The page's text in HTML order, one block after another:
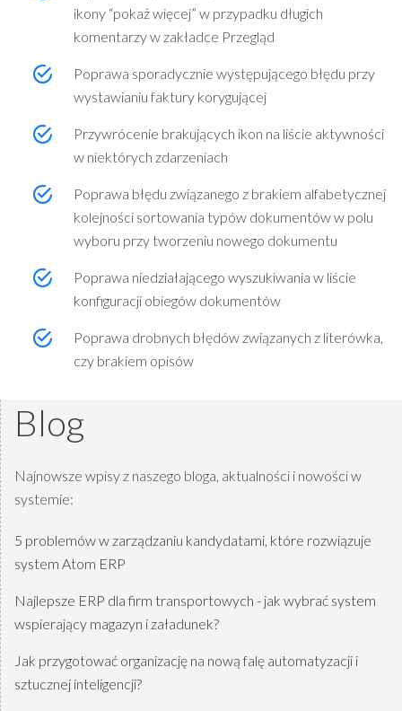
ikony “pokaż więcej” w przypadku długich
komentarzy w zakładce Przegląd
Poprawa sporadycznie występującego błędu przy
wystawianiu faktury korygującej
Przywrócenie brakujących ikon na liście aktywności
w niektórych zdarzeniach
Poprawa błędu związanego z brakiem alfabetycznej
kolejności sortowania typów dokumentów w polu
wyboru przy tworzeniu nowego dokumentu
Poprawa niedziałającego wyszukiwania w liście
konfiguracji obiegów dokumentów
Poprawa drobnych błędów związanych z literówka,
czy brakiem opisów
Blog
Najnowsze wpisy z naszego bloga, aktualności i nowości w
systemie:
5 problemów w zarządzaniu kandydatami, które rozwiązuje
system Atom ERP
Najlepsze ERP dla firm transportowych - jak wybrać system
wspierający magazyn i załadunek?
Jak przygotować organizację na nową falę automatyzacji i
sztucznej inteligencji?